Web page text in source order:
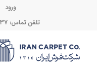
ورود
تلفن تماس: 02154637 | [calender-event]